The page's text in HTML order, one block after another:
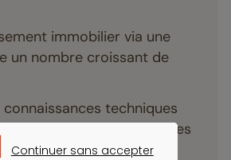
immobilier via une
un nombre croissant de
connaissances techniques
pour comprendre les
des SCPI et faire le
Continuer sans accepter